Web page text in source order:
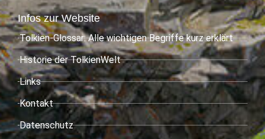
Infos zur Website
Tolkien-Glossar: Alle wichtigen Begriffe kurz erklärt
Historie der TolkienWelt
Links
Kontakt
Datenschutz